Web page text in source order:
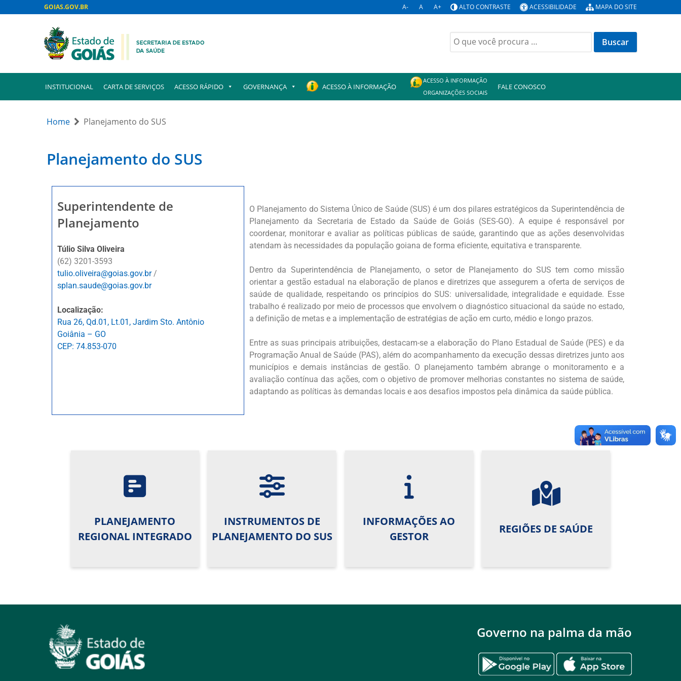
GOIAS.GOV.BR A- A A+ ALTO CONTRASTE ACESSIBILIDADE MAPA DO SITE
INSTITUCIONAL CARTA DE SERVIÇOS ACESSO RÁPIDO GOVERNANÇA ACESSO À INFORMAÇÃO
ACESSO À INFORMAÇÃO
ORGANIZAÇÕES SOCIAIS
FALE CONOSCO
Home Planejamento do SUS
Planejamento do SUS
Superintendente de
Planejamento
Túlio Silva Oliveira
(62) 3201-3593
tulio.oliveira@goias.gov.br/
splan.saude@goias.gov.br
Localização:
Rua 26, Qd.01, Lt.01, Jardim Sto. Antônio
Goiânia – GO
CEP: 74.853-070
O Planejamento do Sistema Único de Saúde (SUS) é um dos pilares estratégicos da Superintendência de
Planejamento da Secretaria de Estado da Saúde de Goiás (SES-GO). A equipe é responsável por
coordenar, monitorar e avaliar as políticas públicas de saúde, garantindo que as ações desenvolvidas
atendam às necessidades da população goiana de forma eficiente, equitativa e transparente.
Dentro da Superintendência de Planejamento, o setor de Planejamento do SUS tem como missão
orientar a gestão estadual na elaboração de planos e diretrizes que assegurem a oferta de serviços de
saúde de qualidade, respeitando os princípios do SUS: universalidade, integralidade e equidade. Esse
trabalho é realizado por meio de processos que envolvem o diagnóstico situacional da saúde no estado,
a definição de metas e a implementação de estratégias de ação em curto, médio e longo prazos.
Entre as suas principais atribuições, destacam-se a elaboração do Plano Estadual de Saúde (PES) e da
Programação Anual de Saúde (PAS), além do acompanhamento da execução dessas diretrizes junto aos
municípios e demais instâncias de gestão. O planejamento também abrange o monitoramento e a
avaliação contínua das ações, com o objetivo de promover melhorias constantes no sistema de saúde,
adaptando as políticas às demandas locais e aos desafios impostos pela dinâmica da saúde pública.
PLANEJAMENTO
REGIONAL INTEGRADO
INSTRUMENTOS DE
PLANEJAMENTO DO SUS
INFORMAÇÕES AO
GESTOR
REGIÕES DE SAÚDE
Governo na palma da mão